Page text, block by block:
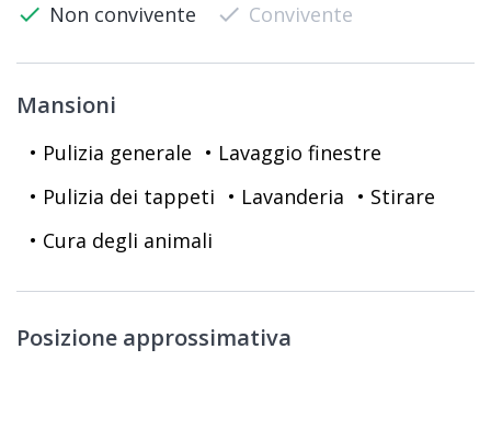
check Non convivente check Convivente
Mansioni
• Pulizia generale • Lavaggio finestre
• Pulizia dei tappeti • Lavanderia • Stirare
• Cura degli animali
Posizione approssimativa